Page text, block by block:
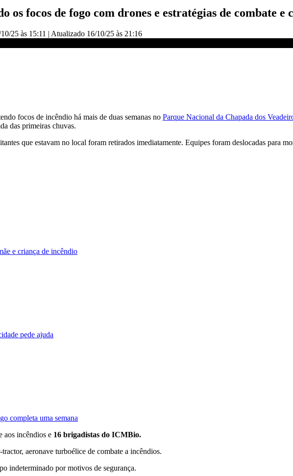
os focos de fogo com drones e estratégias de combate e
25 às 15:11 | Atualizado 16/10/25 às 21:16
focos de incêndio há mais de duas semanas no Parque Nacional da Chapada dos
das primeiras chuvas.
que estavam no local foram retirados imediatamente. Equipes foram deslocadas para
e criança de incêndio
pede ajuda
completa uma semana
aos incêndios e 16 brigadistas do ICMBio.
aeronave turboélice de combate a incêndios.
indeterminado por motivos de segurança.